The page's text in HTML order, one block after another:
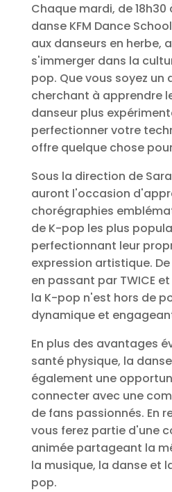
Chaque mardi, de 18h30
danse KFM Dance
aux danseurs en herbe,
s'immerger dans la
pop. Que vous soyez un
cherchant à apprendre
danseur plus
perfectionner votre
offre quelque chose
Sous la direction de
auront l'occasion
chorégraphies
de K-pop les plus
perfectionnant leur
expression artistique. De
en passant par TWICE
la K-pop n'est hors de
dynamique et
En plus des avantages
santé physique, la
également une
connecter avec une
de fans passionnés. En
vous ferez partie d'une
animée partageant la
la musique, la danse et
pop.